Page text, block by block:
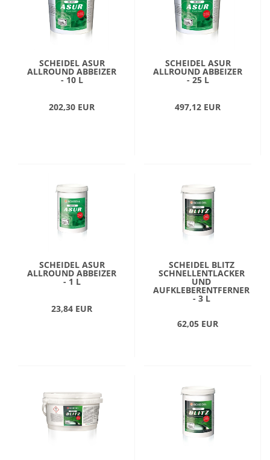
SCHEIDEL ASUR
ALLROUND ABBEIZER
- 10 L
202,30 EUR
SCHEIDEL ASUR
ALLROUND ABBEIZER
- 25 L
497,12 EUR
SCHEIDEL ASUR
ALLROUND ABBEIZER
- 1 L
23,84 EUR
SCHEIDEL BLITZ
SCHNELLENTLACKER
UND
AUFKLEBERENTFERNER
- 3 L
62,05 EUR